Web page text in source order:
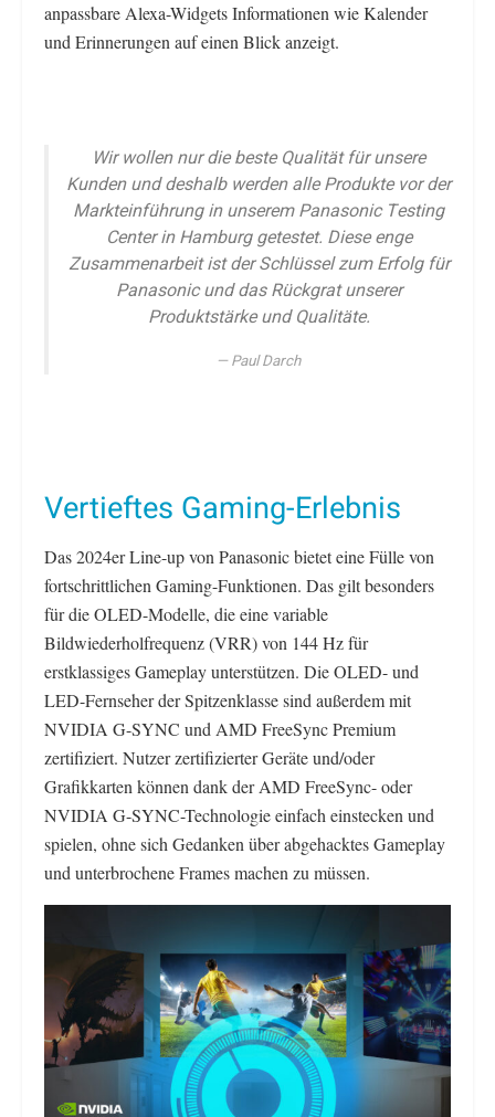
anpassbare Alexa-Widgets Informationen wie Kalender
und Erinnerungen auf einen Blick anzeigt.
Wir wollen nur die beste Qualität für unsere
Kunden und deshalb werden alle Produkte vor der
Markteinführung in unserem Panasonic Testing
Center in Hamburg getestet. Diese enge
Zusammenarbeit ist der Schlüssel zum Erfolg für
Panasonic und das Rückgrat unserer
Produktstärke und Qualitäte.
Paul Darch
Vertieftes Gaming-Erlebnis
Das 2024er Line-up von Panasonic bietet eine Fülle von
fortschrittlichen Gaming-Funktionen. Das gilt besonders
für die OLED-Modelle, die eine variable
Bildwiederholfrequenz (VRR) von 144 Hz für
erstklassiges Gameplay unterstützen. Die OLED- und
LED-Fernseher der Spitzenklasse sind außerdem mit
NVIDIA G-SYNC und AMD FreeSync Premium
zertifiziert. Nutzer zertifizierter Geräte und/oder
Grafikkarten können dank der AMD FreeSync- oder
NVIDIA G-SYNC-Technologie einfach einstecken und
spielen, ohne sich Gedanken über abgehacktes Gameplay
und unterbrochene Frames machen zu müssen.